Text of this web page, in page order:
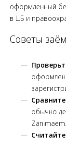
оформленный
в ЦБ и
Советы
обычно